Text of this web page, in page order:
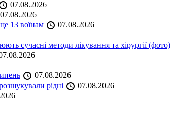
07.08.2026
07.08.2026
13 воїнам
07.08.2026
сучасні методи лікування та хірургії (фото)
07.08.2026
рідні
07.08.2026